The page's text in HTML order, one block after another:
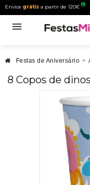
Envios grátis a partir de 120€
Festas de Aniversário >
8 Copos de